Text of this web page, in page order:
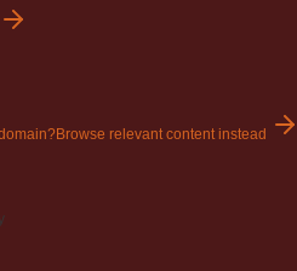
Browse relevant content instead